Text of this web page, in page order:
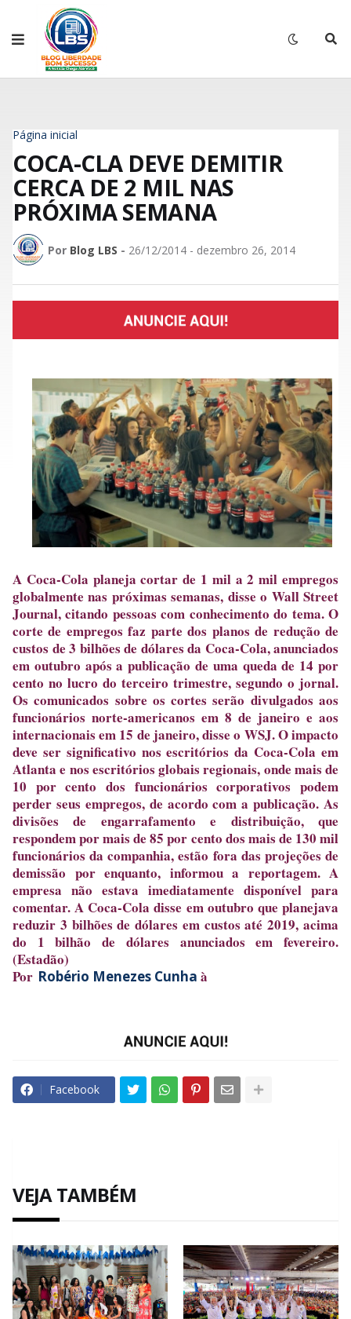
Página inicial
COCA-CLA DEVE DEMITIR
CERCA DE 2 MIL NAS
PRÓXIMA SEMANA
Por Blog LBS - 26/12/2014 - dezembro 26, 2014
A Coca-Cola planeja cortar de 1 mil a 2 mil empregos
globalmente nas próximas semanas, disse o Wall Street
Journal, citando pessoas com conhecimento do tema. O
corte de empregos faz parte dos planos de redução de
custos de 3 bilhões de dólares da Coca-Cola, anunciados
em outubro após a publicação de uma queda de 14 por
cento no lucro do terceiro trimestre, segundo o jornal.
Os comunicados sobre os cortes serão divulgados aos
funcionários norte-americanos em 8 de janeiro e aos
internacionais em 15 de janeiro, disse o WSJ. O impacto
deve ser significativo nos escritórios da Coca-Cola em
Atlanta e nos escritórios globais regionais, onde mais de
10 por cento dos funcionários corporativos podem
perder seus empregos, de acordo com a publicação. As
divisões de engarrafamento e distribuição, que
respondem por mais de 85 por cento dos mais de 130 mil
funcionários da companhia, estão fora das projeções de
demissão por enquanto, informou a reportagem. A
empresa não estava imediatamente disponível para
comentar. A Coca-Cola disse em outubro que planejava
reduzir 3 bilhões de dólares em custos até 2019, acima
do 1 bilhão de dólares anunciados em fevereiro.
(Estadão)
Por Robério Menezes Cunha à
Facebook
VEJA TAMBÉM